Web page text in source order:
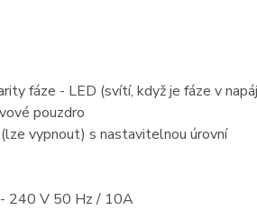
fáze - LED (svítí, když je fáze v
pouzdro
vypnout) s nastavitelnou úrovní
240 V 50 Hz / 10A